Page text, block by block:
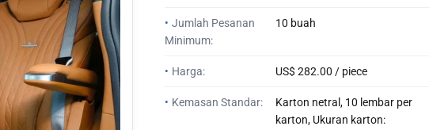
• Jumlah Pesanan
Minimum:
10 buah
• Harga: US$ 282.00 / piece
• Kemasan Standar:
Karton netral, 10 lembar per
karton, Ukuran karton: